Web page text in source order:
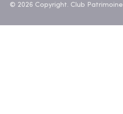
© 2026 Copyright. Club Patrimoine